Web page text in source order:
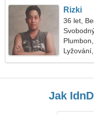
Rizki
36 let,
Jak